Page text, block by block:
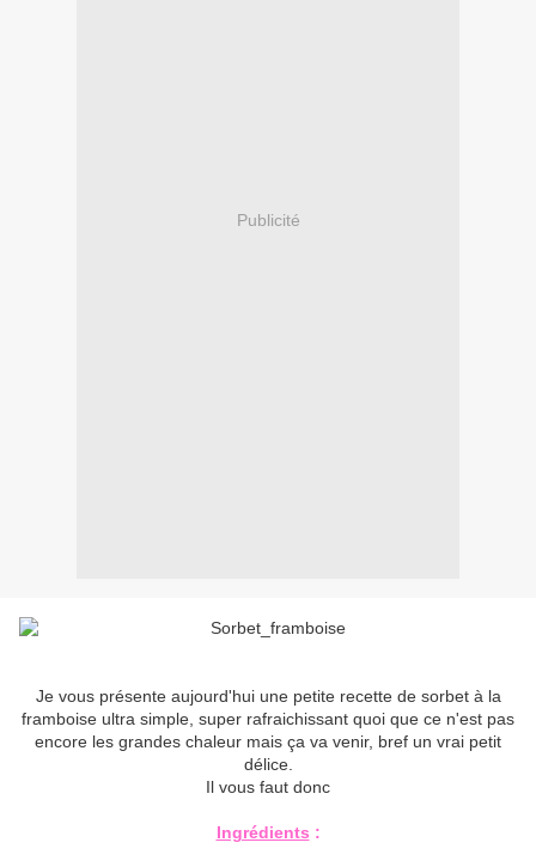
Publicité
Je vous présente aujourd'hui une petite recette de sorbet à la
framboise ultra simple, super rafraichissant quoi que ce n'est pas
encore les grandes chaleur mais ça va venir, bref un vrai petit
délice.
Il vous faut donc
Ingrédients :